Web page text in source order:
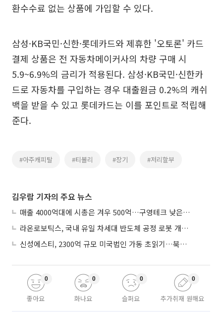
환수수료 없는 상품에 가입할 수 있다.
삼성·KB국민·신한·롯데카드와 제휴한 '오토론' 카드
결제 상품은 전 자동차메이커사의 차량 구매 시
5.9~6.9%의 금리가 적용된다. 삼성·KB국민·신한카
드로 자동차를 구입하는 경우 대출원금 0.2%의 캐쉬
백을 받을 수 있고 롯데카드는 이를 포인트로 적립해
준다.
#아주캐피탈 #티볼리 #장기 #저리할부
김우람 기자의 주요 뉴스
매출 4000억대에 시총은 겨우 500억…구영테크 낮은 몸값에 저가 승계 마무리
라온로보틱스, 국내 유일 차세대 반도체 공정 로봇 개발 ‘고객사 테스트 진행’
신성에스티, 2300억 규모 미국법인 가동 초읽기…북미 ESS 공략 본격화
좋아요
0
화나요
0
슬퍼요
0
추가취재 원해요
0